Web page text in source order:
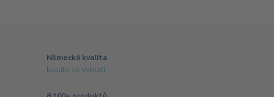
Německá kvalita
kvalita se vyplatí